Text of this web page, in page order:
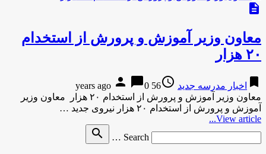
description
معاون وزیر آموزش و پرورش از استخدام
۲۰ هزار
bookmark اخبار مدرسه جدید access_time
56 years ago
person chat_bubble0
معاون وزیر آموزش و پرورش از استخدام ۲۰ هزار معاون وزیر
آموزش و پرورش از استخدام ۲۰ هزار نیروی جدید …
View article...
Search …
search